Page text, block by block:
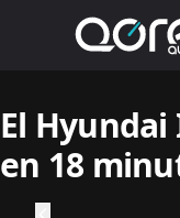
El
en 18